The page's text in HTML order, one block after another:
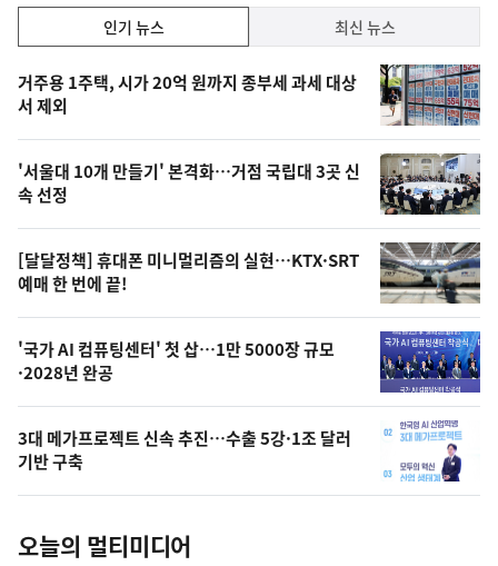
인
기,
최
신,
오
늘
의
영
상
오
늘
의
사
진
인기 뉴스 최신 뉴스
인
기
뉴
스
거주용 1주택, 시가 20억 원까지 종부세 과세 대상
서 제외
'서울대 10개 만들기' 본격화…거점 국립대 3곳 신
속 선정
[달달정책] 휴대폰 미니멀리즘의 실현…KTX·SRT
예매 한 번에 끝!
'국가 AI 컴퓨팅센터' 첫 삽…1만 5000장 규모
·2028년 완공
3대 메가프로젝트 신속 추진…수출 5강·1조 달러
기반 구축
오늘의 멀티미디어